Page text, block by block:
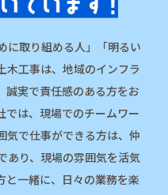
に取り組める人」「明るい
木工事は、地域のインフラ
誠実で責任感のある方をお
では、現場でのチームワー
気で仕事ができる方は、仲
あり、現場の雰囲気を活気
と一緒に、日々の業務を楽